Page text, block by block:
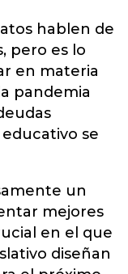
hablen de
pero es lo
en materia
pandemia
se
un
mejores
en el que
diseñan